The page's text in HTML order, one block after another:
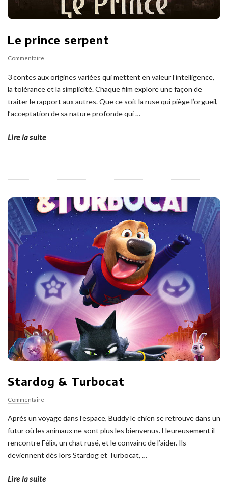
Le prince serpent
Commentaire
3 contes aux origines variées qui mettent en valeur l’intelligence,
la tolérance et la simplicité. Chaque film explore une façon de
traiter le rapport aux autres. Que ce soit la ruse qui piège l’orgueil,
l’acceptation de sa nature profonde qui…
Lire la suite
Stardog & Turbocat
Commentaire
Après un voyage dans l’espace, Buddy le chien se retrouve dans un
futur où les animaux ne sont plus les bienvenus. Heureusement il
rencontre Félix, un chat rusé, et le convainc de l’aider. Ils
deviennent dès lors Stardog et Turbocat, …
Lire la suite